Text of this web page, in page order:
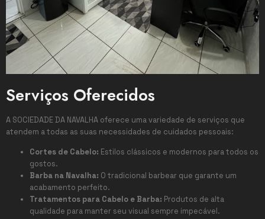
Serviços Oferecidos
A SOCIEDADE DA NAVALHA oferece uma variedade de serviços que
atendem a todas as suas necessidades de cuidados pessoais:
Cortes de Cabelo: Estilos clássicos e modernos para todos os
gostos.
Barba na Navalha: O tradicional barbear que garante um
acabamento perfeito.
Tratamentos para Cabelo e Barba: Produtos de alta
qualidade para manter seu visual sempre impecável.